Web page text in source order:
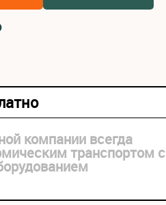
компании всегда
транспортом с